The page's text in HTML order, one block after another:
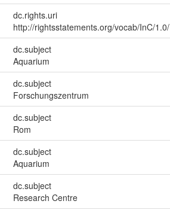
dc.rights.uri
http://rightsstatements.org/vocab/InC/1.0/
dc.subject
Aquarium
dc.subject
Forschungszentrum
dc.subject
Rom
dc.subject
Aquarium
dc.subject
Research Centre